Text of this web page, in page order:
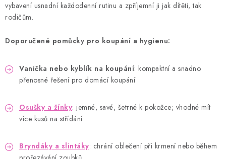
vybavení usnadní každodenní rutinu a zpříjemní ji jak dítěti, tak
rodičům.
Doporučené pomůcky pro koupání a hygienu:
Vanička nebo kyblík na koupání: kompaktní a snadno
přenosné řešení pro domácí koupání
Osušky a žínky: jemné, savé, šetrné k pokožce; vhodné mít
více kusů na střídání
Bryndáky a slintáky: chrání oblečení při krmení nebo během